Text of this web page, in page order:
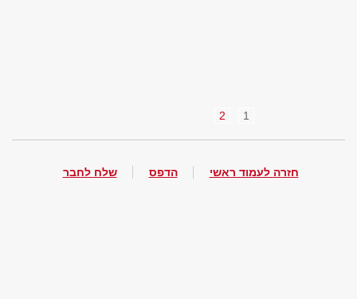
1
2
חזרה לעמוד ראשי הדפס שלח לחבר